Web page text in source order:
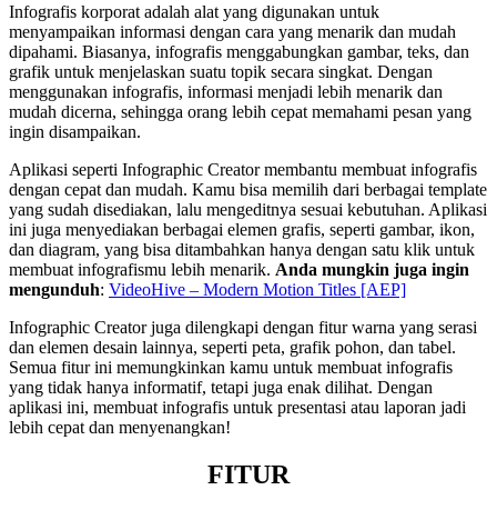
Infografis korporat adalah alat yang digunakan untuk
menyampaikan informasi dengan cara yang menarik dan mudah
dipahami. Biasanya, infografis menggabungkan gambar, teks, dan
grafik untuk menjelaskan suatu topik secara singkat. Dengan
menggunakan infografis, informasi menjadi lebih menarik dan
mudah dicerna, sehingga orang lebih cepat memahami pesan yang
ingin disampaikan.
Aplikasi seperti Infographic Creator membantu membuat infografis
dengan cepat dan mudah. Kamu bisa memilih dari berbagai template
yang sudah disediakan, lalu mengeditnya sesuai kebutuhan. Aplikasi
ini juga menyediakan berbagai elemen grafis, seperti gambar, ikon,
dan diagram, yang bisa ditambahkan hanya dengan satu klik untuk
membuat infografismu lebih menarik. Anda mungkin juga ingin
mengunduh: VideoHive – Modern Motion Titles [AEP]
Infographic Creator juga dilengkapi dengan fitur warna yang serasi
dan elemen desain lainnya, seperti peta, grafik pohon, dan tabel.
Semua fitur ini memungkinkan kamu untuk membuat infografis
yang tidak hanya informatif, tetapi juga enak dilihat. Dengan
aplikasi ini, membuat infografis untuk presentasi atau laporan jadi
lebih cepat dan menyenangkan!
FITUR